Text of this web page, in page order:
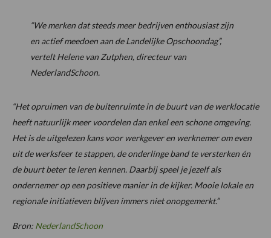
“We merken dat steeds meer bedrijven enthousiast zijn
en actief meedoen aan de Landelijke Opschoondag”,
vertelt Helene van Zutphen, directeur van
NederlandSchoon.
“Het opruimen van de buitenruimte in de buurt van de werklocatie
heeft natuurlijk meer voordelen dan enkel een schone omgeving.
Het is de uitgelezen kans voor werkgever en werknemer om even
uit de werksfeer te stappen, de onderlinge band te versterken én
de buurt beter te leren kennen. Daarbij speel je jezelf als
ondernemer op een positieve manier in de kijker. Mooie lokale en
regionale initiatieven blijven immers niet onopgemerkt.”
Bron: NederlandSchoon